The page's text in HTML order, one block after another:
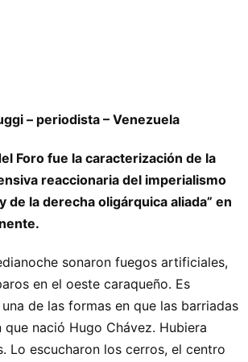
– periodista – Venezuela
Foro fue la caracterización de la
reaccionaria del imperialismo
de la derecha oligárquica aliada” en
sonaron fuegos artificiales,
en el oeste caraqueño. Es
de las formas en que las barriadas
nació Hugo Chávez. Hubiera
Lo escucharon los cerros, el centro